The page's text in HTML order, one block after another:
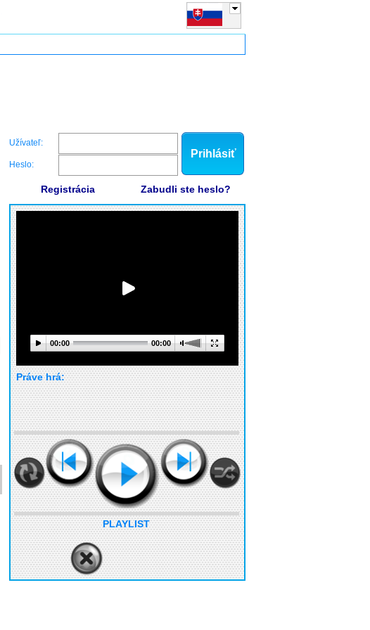
Užívateľ:
Heslo:
Prihlásiť
Registrácia Zabudli ste heslo?
00:00 00:00
Práve hrá:
PLAYLIST